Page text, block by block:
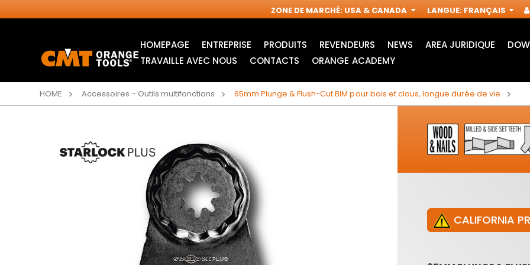
ZONE DE MARCHÉ: USA & CANADA LANGUE: FRANÇAIS
HOMEPAGE ENTREPRISE PRODUITS
ITK XPLUS SAW
BLADES
ACCESSOIRES POUR
REVENDEURS NEWS AREA JURIDIQUE
TRAVAILLE AVEC NOUS
CONTACTS ORANGE ACADEMY
HOME Accessoires - Outils multifonctions 65mm Plunge & Flush-Cut BIM pour bois et clous, longue durée de vie
CALIFORNIA